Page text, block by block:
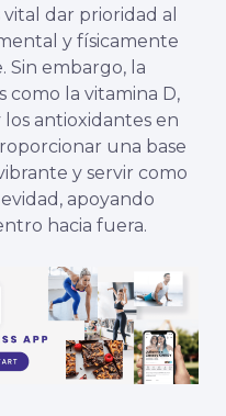
dar prioridad al
y físicamente
Sin embargo, la
la vitamina D,
los antioxidantes en
una base
y servir como
apoyando
hacia fuera.